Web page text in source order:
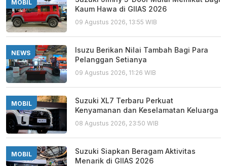
MOBIL
Kaum Hawa di GIIAS 2026
09 Agustus 2026, 13:55 WIB
NEWS
Isuzu Berikan Nilai Tambah Bagi Para
Pelanggan Setianya
09 Agustus 2026, 11:26 WIB
MOBIL
Suzuki XL7 Terbaru Perkuat
Kenyamanan dan Keselamatan Keluarga
08 Agustus 2026, 23:50 WIB
MOBIL
Suzuki Siapkan Beragam Aktivitas
Menarik di GIIAS 2026